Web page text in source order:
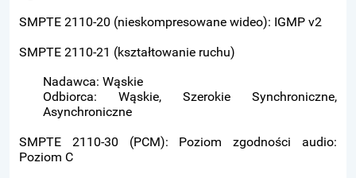
SMPTE 2110-20 (nieskompresowane wideo): IGMP v2
SMPTE 2110-21 (kształtowanie ruchu)
Nadawca: Wąskie
Odbiorca: Wąskie, Szerokie Synchroniczne,
Asynchroniczne
SMPTE 2110-30 (PCM): Poziom zgodności audio:
Poziom C